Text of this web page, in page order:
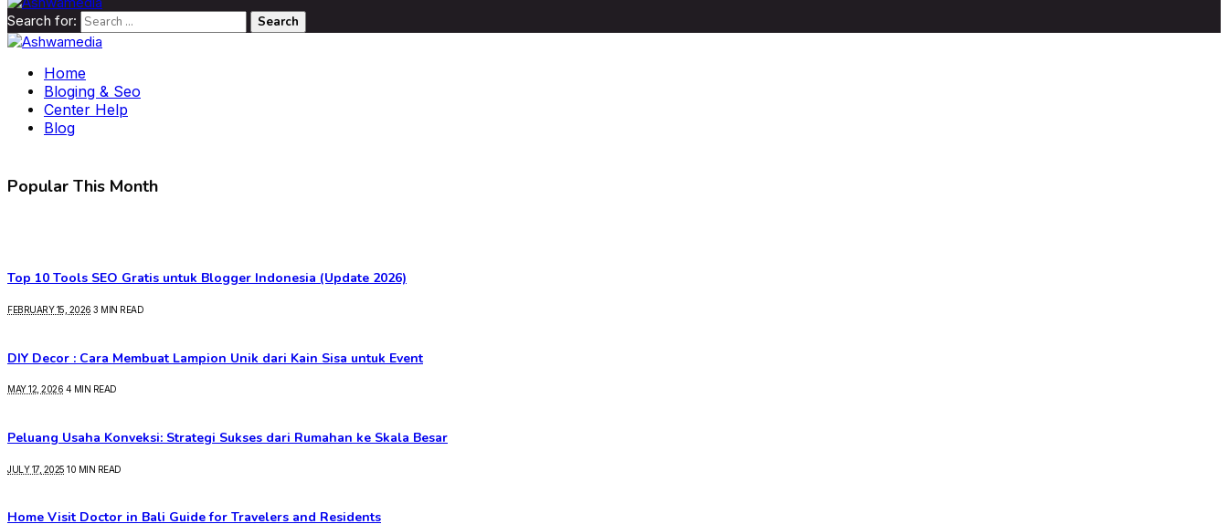
Search for:
Home
Bloging & Seo
Center Help
Blog
Popular This Month
Top 10 Tools SEO Gratis untuk Blogger Indonesia (Update 2026)
FEBRUARY 15, 2026 3 MIN READ
DIY Decor : Cara Membuat Lampion Unik dari Kain Sisa untuk Event
MAY 12, 2026 4 MIN READ
Peluang Usaha Konveksi: Strategi Sukses dari Rumahan ke Skala Besar
JULY 17, 2025 10 MIN READ
Home Visit Doctor in Bali Guide for Travelers and Residents